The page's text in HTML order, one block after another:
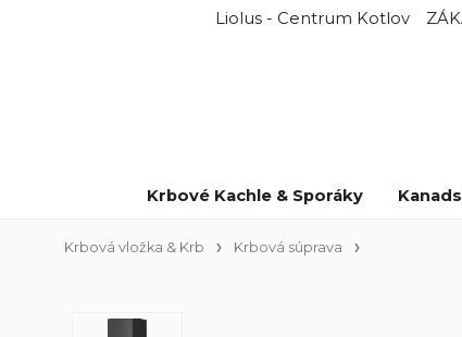
Liolus - Centrum Kotlov
Krbové Kachle & Sporáky
Krbová vložka & Krb Krbová súprava